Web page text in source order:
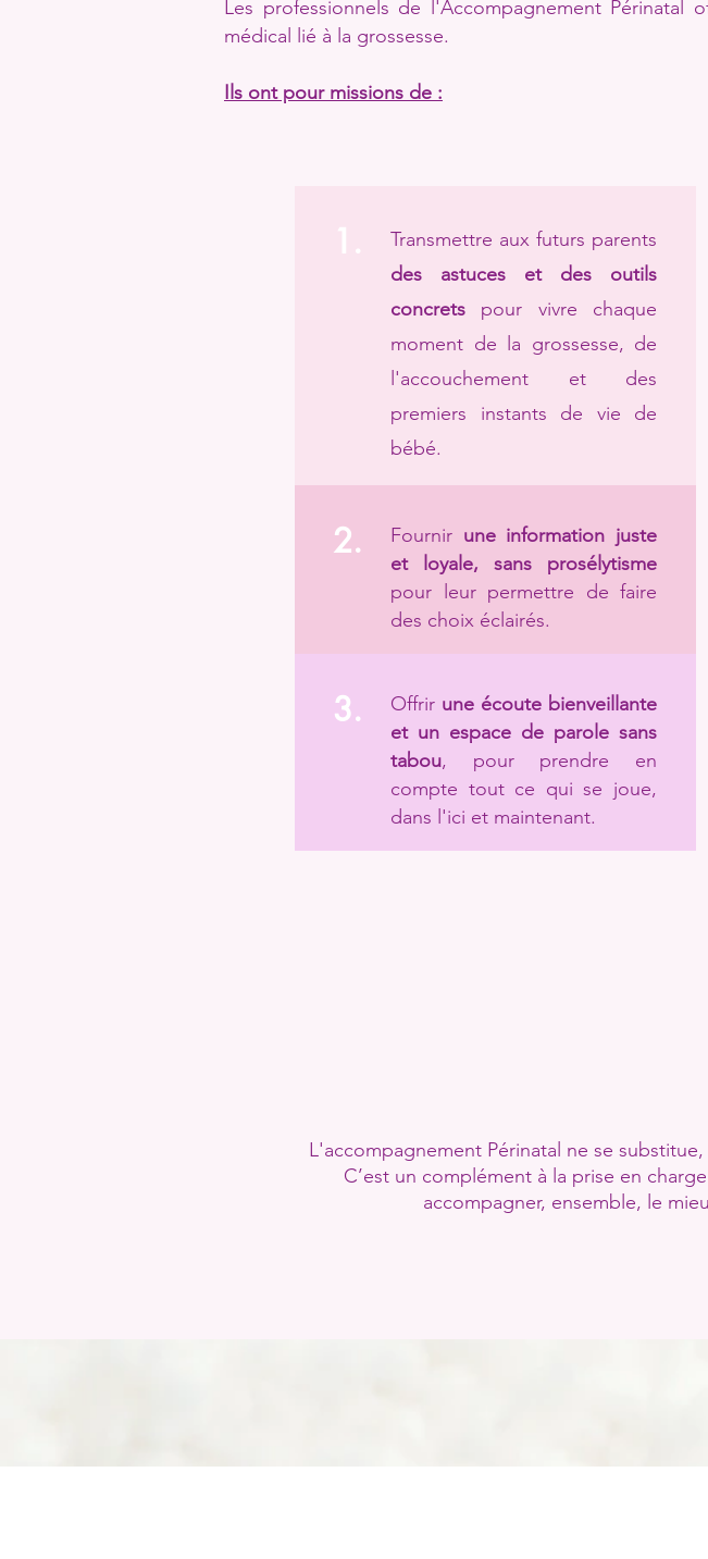
Les professionnels de l'Accompagnement Périnatal
médical lié à la grossesse.
Ils ont pour missions de :
1.
Transmettre aux futurs parents
des astuces et des outils
concrets pour vivre chaque
moment de la grossesse, de
l'accouchement et des
premiers instants de vie de
bébé.
2. Fournir une information juste
et loyale, sans prosélytisme
pour leur permettre de faire
des choix éclairés.
3. Offrir une écoute bienveillante
et un espace de parole sans
tabou, pour prendre en
compte tout ce qui se joue,
dans l'ici et maintenant.
L'accompagnement Périnatal ne se
C’est un complément à la prise en
accompagner, ensemble, le